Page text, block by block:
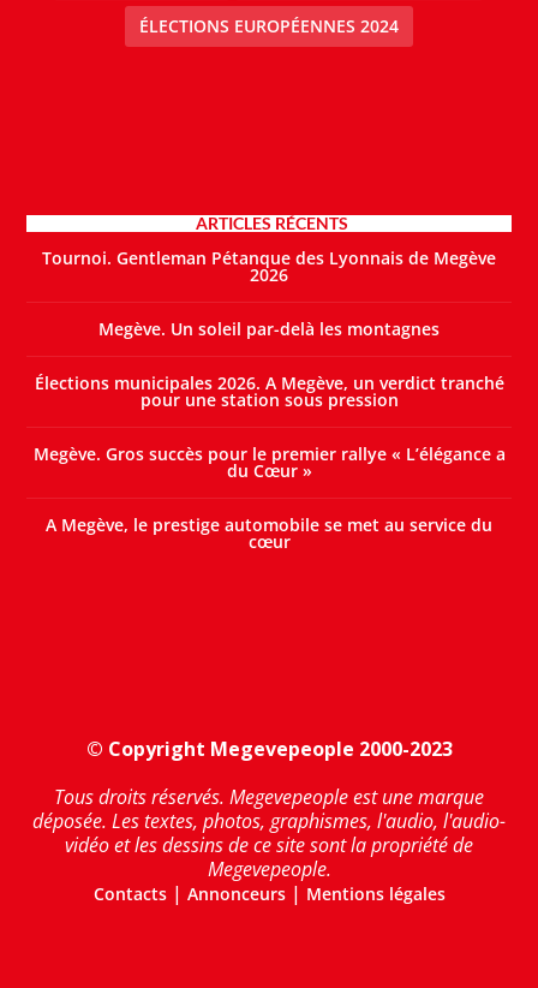
ÉLECTIONS EUROPÉENNES 2024
ARTICLES RÉCENTS
Tournoi. Gentleman Pétanque des Lyonnais de Megève
2026
Megève. Un soleil par-delà les montagnes
Élections municipales 2026. A Megève, un verdict tranché
pour une station sous pression
Megève. Gros succès pour le premier rallye « L’élégance a
du Cœur »
A Megève, le prestige automobile se met au service du
cœur
© Copyright Megevepeople 2000-2023
Tous droits réservés. Megevepeople est une marque
déposée. Les textes, photos, graphismes, l'audio, l'audio-
vidéo et les dessins de ce site sont la propriété de
Megevepeople.
Contacts| Annonceurs| Mentions légales